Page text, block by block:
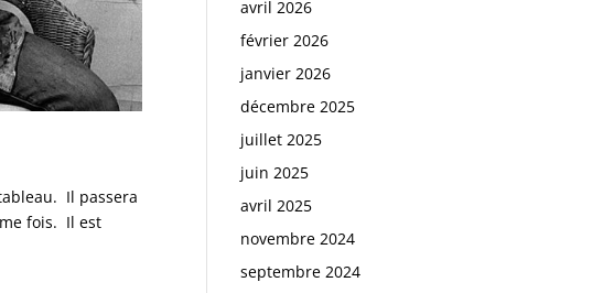
Il passera
fois. Il est
avril 2026
février 2026
janvier 2026
décembre 2025
juillet 2025
juin 2025
avril 2025
novembre 2024
septembre 2024